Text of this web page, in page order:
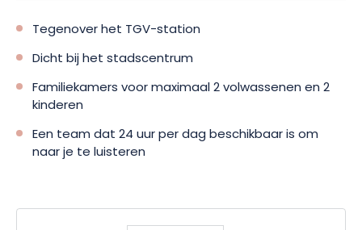
Tegenover het TGV-station
Dicht bij het stadscentrum
Familiekamers voor maximaal 2 volwassenen en 2
kinderen
Een team dat 24 uur per dag beschikbaar is om
naar je te luisteren